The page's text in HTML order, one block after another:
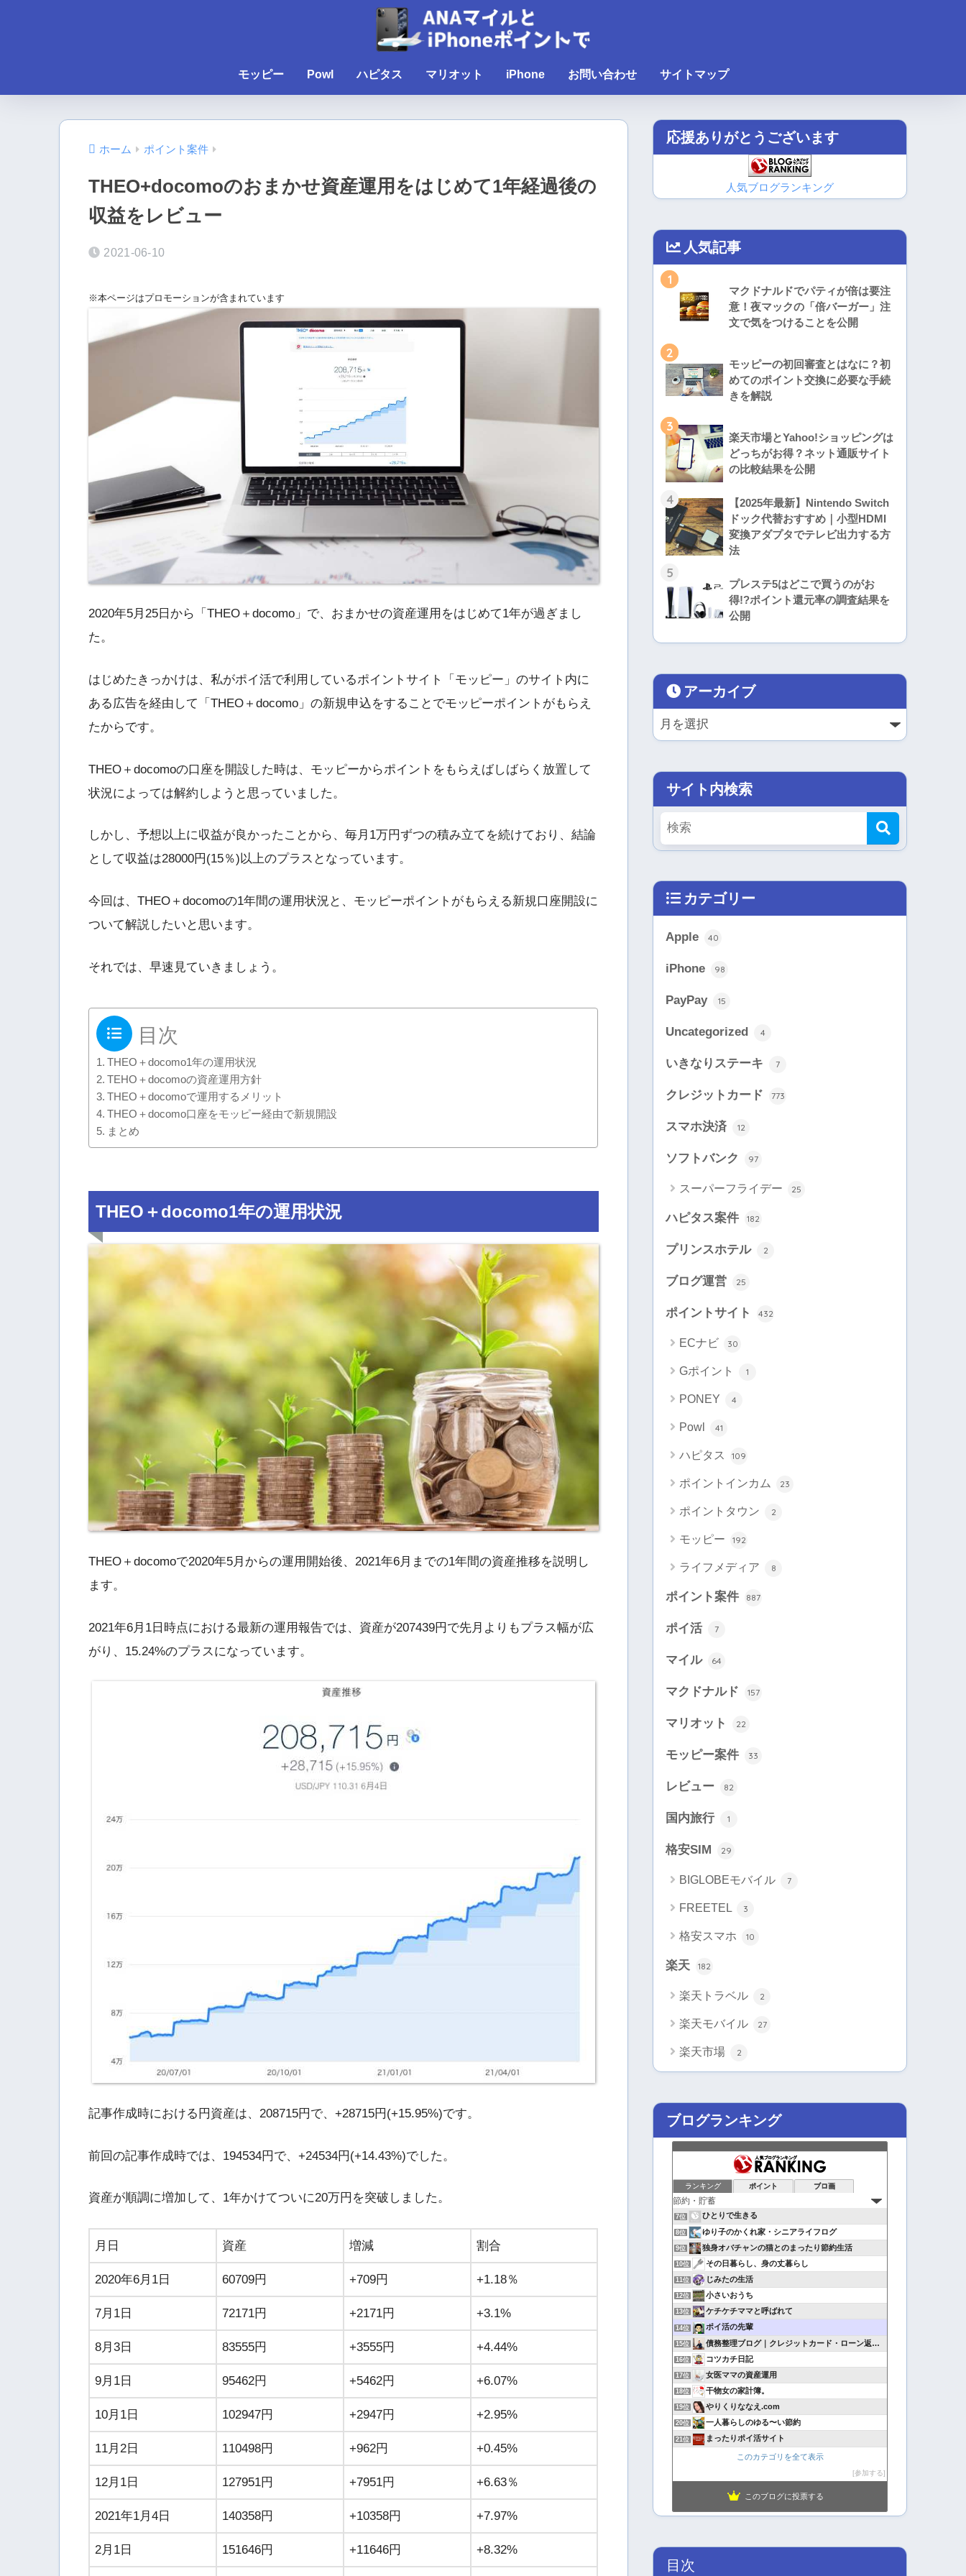
モッピー Powl ハピタス マリオット iPhone お問い合わせ サイトマップ
ホーム ポイント案件
THEO+docomoのおまかせ資産運用をはじめて1年経過後の
収益をレビュー
2021-06-10
※本ページはプロモーションが含まれています
2020年5月25日から「THEO＋docomo」で、おまかせの資産運用をはじめて1年が過ぎまし
た。
はじめたきっかけは、私がポイ活で利用しているポイントサイト「モッピー」のサイト内に
ある広告を経由して「THEO＋docomo」の新規申込をすることでモッピーポイントがもらえ
たからです。
THEO＋docomoの口座を開設した時は、モッピーからポイントをもらえばしばらく放置して
状況によっては解約しようと思っていました。
しかし、予想以上に収益が良かったことから、毎月1万円ずつの積み立てを続けており、結論
として収益は28000円(15％)以上のプラスとなっています。
今回は、THEO＋docomoの1年間の運用状況と、モッピーポイントがもらえる新規口座開設に
ついて解説したいと思います。
それでは、早速見ていきましょう。
目次
THEO＋docomo1年の運用状況
TEHO＋docomoの資産運用方針
THEO＋docomoで運用するメリット
THEO＋docomo口座をモッピー経由で新規開設
まとめ
THEO＋docomo1年の運用状況
THEO＋docomoで2020年5月からの運用開始後、2021年6月までの1年間の資産推移を説明し
ます。
2021年6月1日時点における最新の運用報告では、資産が207439円で先月よりもプラス幅が広
がり、15.24%のプラスになっています。
記事作成時における円資産は、208715円で、+28715円(+15.95%)です。
前回の記事作成時では、194534円で、+24534円(+14.43%)でした。
資産が順調に増加して、1年かけてついに20万円を突破しました。
月日 資産 増減 割合
2020年6月1日 60709円 +709円 +1.18％
7月1日 72171円 +2171円 +3.1%
8月3日 83555円 +3555円 +4.44%
9月1日 95462円 +5462円 +6.07%
10月1日 102947円 +2947円 +2.95%
11月2日 110498円 +962円 +0.45%
12月1日 127951円 +7951円 +6.63％
2021年1月4日 140358円 +10358円 +7.97%
2月1日 151646円 +11646円 +8.32%
応援ありがとうございます
人気ブログランキング
人気記事
1
マクドナルドでパティが倍は要注
意！夜マックの「倍バーガー」注
文で気をつけることを公開
2
モッピーの初回審査とはなに？初
めてのポイント交換に必要な手続
きを解説
3
楽天市場とYahoo!ショッピングは
どっちがお得？ネット通販サイト
の比較結果を公開
4
【2025年最新】Nintendo Switch
ドック代替おすすめ｜小型HDMI
変換アダプタでテレビ出力する方
法
5
プレステ5はどこで買うのがお
得!?ポイント還元率の調査結果を
公開
アーカイブ
サイト内検索
カテゴリー
Apple 40
iPhone 98
PayPay 15
Uncategorized 4
いきなりステーキ 7
クレジットカード 773
スマホ決済 12
ソフトバンク 97
スーパーフライデー 25
ハピタス案件 182
プリンスホテル 2
ブログ運営 25
ポイントサイト 432
ECナビ 30
Gポイント 1
PONEY 4
Powl 41
ハピタス 109
ポイントインカム 23
ポイントタウン 2
モッピー 192
ライフメディア 8
ポイント案件 887
ポイ活 7
マイル 64
マクドナルド 157
マリオット 22
モッピー案件 33
レビュー 82
国内旅行 1
格安SIM 29
BIGLOBEモバイル 7
FREETEL 3
格安スマホ 10
楽天 182
楽天トラベル 2
楽天モバイル 27
楽天市場 2
ブログランキング
ランキング ポイント ブロ画
7位 ひとりで生きる
8位 ゆり子のかくれ家・シニアライフログ
9位 独身オバチャンの猫とのまったり節約生活
10位 その日暮らし、身の丈暮らし
11位 じみたの生活
12位 小さいおうち
13位 ケチケチママと呼ばれて
14位 ポイ活の先輩
15位 債務整理ブログ｜クレジットカード・ローン返済で悩んでいる方へ
16位 コツカチ日記
17位 女医ママの資産運用
18位 干物女の家計簿。
19位 やりくりななえ.com
20位 一人暮らしのゆる〜い節約
21位 まったりポイ活サイト
このカテゴリを全て表示
参加する
このブログに投票する
目次